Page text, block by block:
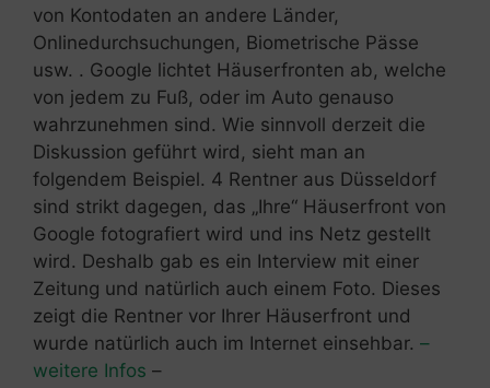
von Kontodaten an andere Länder,
Onlinedurchsuchungen, Biometrische Pässe
usw. . Google lichtet Häuserfronten ab, welche
von jedem zu Fuß, oder im Auto genauso
wahrzunehmen sind. Wie sinnvoll derzeit die
Diskussion geführt wird, sieht man an
folgendem Beispiel. 4 Rentner aus Düsseldorf
sind strikt dagegen, das „Ihre“ Häuserfront von
Google fotografiert wird und ins Netz gestellt
wird. Deshalb gab es ein Interview mit einer
Zeitung und natürlich auch einem Foto. Dieses
zeigt die Rentner vor Ihrer Häuserfront und
wurde natürlich auch im Internet einsehbar. –
weitere Infos –